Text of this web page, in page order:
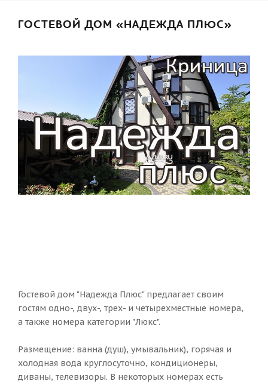
ГОСТЕВОЙ ДОМ «НАДЕЖДА ПЛЮС»
Гостевой дом "Надежда Плюс" предлагает своим
гостям одно-, двух-, трех- и четырехместные номера,
а также номера категории "Люкс".
Размещение: ванна (душ), умывальник), горячая и
холодная вода круглосуточно, кондиционеры,
диваны, телевизоры. В некоторых номерах есть